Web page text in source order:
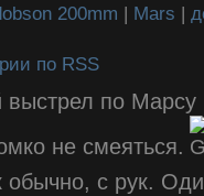
200mm | Mars |
по RSS
по
не смеяться.
обычно, с рук.